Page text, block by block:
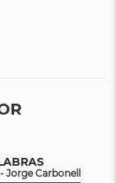
Jorge Carbonell